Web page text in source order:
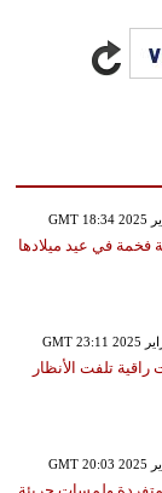
فخمة في عيد ميلادها
تلفت الأنظار